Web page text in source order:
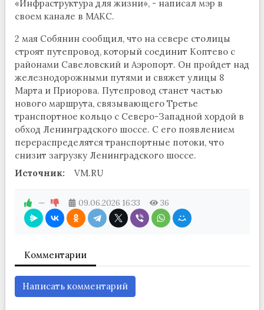
«Инфраструктура для жизни», - написал мэр в
своем канале в МАКС.
2 мая Собянин сообщил, что на севере столицы
строят путепровод, который соединит Коптево с
районами Савеловский и Аэропорт. Он пройдет над
железнодорожными путями и свяжет улицы 8
Марта и Приорова. Путепровод станет частью
нового маршрута, связывающего Третье
транспортное кольцо с Северо-Западной хордой в
обход Ленинградского шоссе. С его появлением
перераспределятся транспортные потоки, что
снизит загрузку Ленинградского шоссе.
Источник:
VM.RU
— 09.06.2026 16:33 36
Комментарии
Написать комментарий